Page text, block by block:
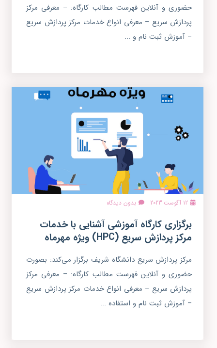
حضوری و آنلاین فهرست مطالب کارگاه: – معرفی مرکز
پردازش سریع – معرفی انواع خدمات مرکز پردازش سریع
– آموزش ثبت نام و ...
12 آگوست 2023 بدون دیدگاه
برگزاری کارگاه آموزشی آشنایی با خدمات
مرکز پردازش سریع (HPC) ویژه مهرماه
مرکز پردازش سریع دانشگاه شریف برگزار می‌کند: بصورت
حضوری و آنلاین فهرست مطالب کارگاه: – معرفی مرکز
پردازش سریع – معرفی انواع خدمات مرکز پردازش سریع
– آموزش ثبت نام و استفاده ...